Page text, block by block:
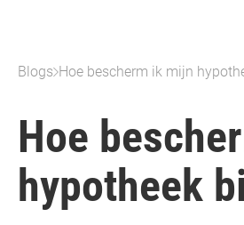
Blogs Hoe bescherm ik mijn
Hoe
hypotheek